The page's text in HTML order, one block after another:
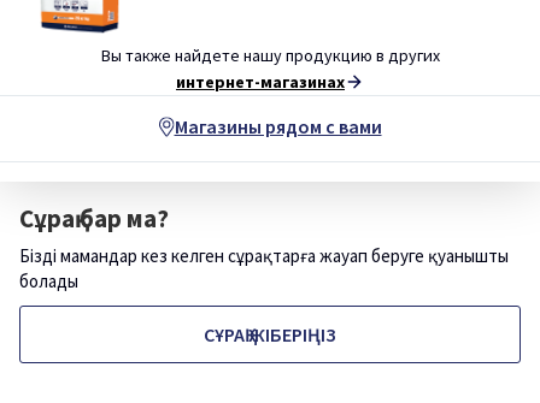
Вы также найдете нашу продукцию в других
интернет-магазинах
Магазины рядом с вами
Сұрақ бар ма?
Біздің мамандар кез келген сұрақтарға жауап беруге қуанышты
болады
СҰРАҚ ЖІБЕРІҢІЗ